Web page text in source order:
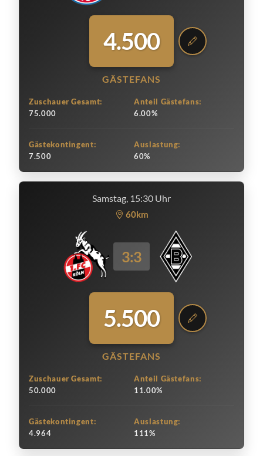
4.500
GÄSTEFANS
Zuschauer Gesamt:
75.000
Anteil Gästefans:
6.00%
Gästekontingent:
7.500
Auslastung:
60%
Samstag, 15:30 Uhr
60km
3:3
5.500
GÄSTEFANS
Zuschauer Gesamt:
50.000
Anteil Gästefans:
11.00%
Gästekontingent:
4.964
Auslastung:
111%